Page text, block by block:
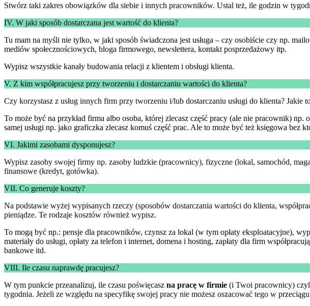
Stwórz taki zakres obowiązków dla siebie i innych pracowników. Ustal też, ile godzin w
IV. W jaki sposób dostarczana jest wartość do klienta?
Tu mam na myśli nie tylko, w jaki sposób świadczona jest usługa – czy osobiście czy np.
mediów społecznościowych, bloga firmowego, newslettera, kontakt posprzedażowy itp.
Wypisz wszystkie kanały budowania relacji z klientem i obsługi klienta.
V. Z kim współpracujesz przy tworzeniu i dostarczaniu wartości do klienta?
Czy korzystasz z usług innych firm przy tworzeniu i/lub dostarczaniu usługi do klienta? Jakie
To może być na przykład firma albo osoba, której zlecasz część pracy (ale nie pracownik)
samej usługi np. jako graficzka zlecasz komuś część prac. Ale to może być też księgowa bez
VI. Jakimi zasobami dysponujesz?
Wypisz zasoby swojej firmy np. zasoby ludzkie (pracownicy), fizyczne (lokal, samochód,
finansowe (kredyt, gotówka).
VII. Co generuje koszty?
Na podstawie wyżej wypisanych rzeczy (sposobów dostarczania wartości do klienta,
pieniądze. Te rodzaje kosztów również wypisz.
To mogą być np.: pensje dla pracowników, czynsz za lokal (w tym opłaty eksploatacyjne),
materiały do usługi, opłaty za telefon i internet, domena i hosting, zapłaty dla firm
bankowe itd.
VIII. Ile czasu naprawdę pracujesz?
W tym punkcie przeanalizuj, ile czasu poświęcasz na pracę w firmie (i Twoi pracownicy)
tygodnia. Jeżeli ze względu na specyfikę swojej pracy nie możesz oszacować tego w